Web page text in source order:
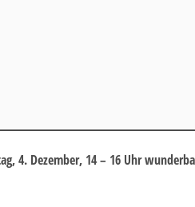
4. Dezember, 14 – 16 Uhr